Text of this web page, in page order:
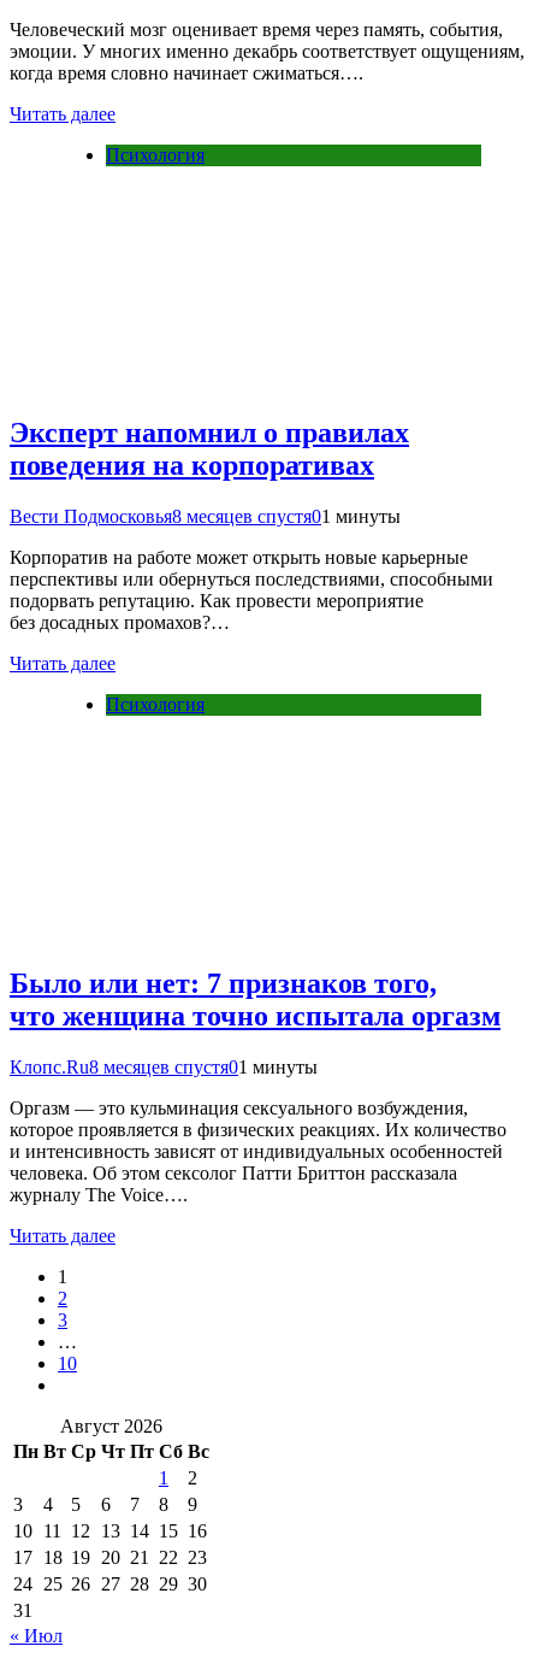
Человеческий мозг оценивает время через память, события,
эмоции. У многих именно декабрь соответствует ощущениям,
когда время словно начинает сжиматься….
Читать далее
Психология
Эксперт напомнил о правилах
поведения на корпоративах
Вести Подмосковья8 месяцев спустя01 минуты
Корпоратив на работе может открыть новые карьерные
перспективы или обернуться последствиями, способными
подорвать репутацию. Как провести мероприятие
без досадных промахов?…
Читать далее
Психология
Было или нет: 7 признаков того,
что женщина точно испытала оргазм
Клопс.Ru8 месяцев спустя01 минуты
Оргазм — это кульминация сексуального возбуждения,
которое проявляется в физических реакциях. Их количество
и интенсивность зависят от индивидуальных особенностей
человека. Об этом сексолог Патти Бриттон рассказала
журналу The Voice….
Читать далее
1
2
3
…
10
Август 2026
Пн Вт Ср Чт Пт Сб Вс
1
2
3
4 5 6 7 8
9
10 11 12 13 14 15 16
17 18 19 20 21 22 23
24 25 26 27 28 29 30
31
« Июл